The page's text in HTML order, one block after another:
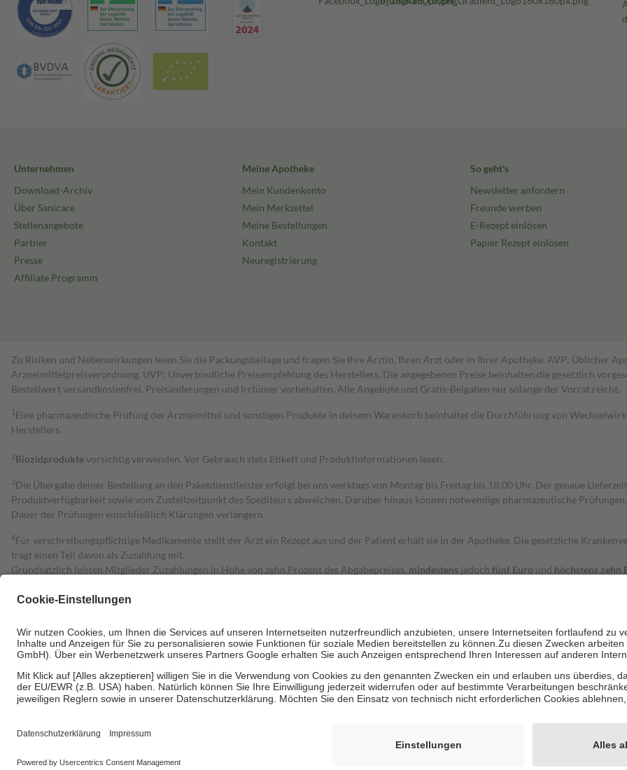
Unternehmen
Download-Archiv
Über Sanicare
Stellenangebote
Partner
Presse
Affiliate Programm
Meine Apotheke
Mein Kundenkonto
Mein Merkzettel
Meine Bestellungen
Kontakt
Neuregistrierung
So geht's
Newsletter anfordern
Freunde werben
E-Rezept einlösen
Papier Rezept einlösen
Zu Risiken und Nebenwirkungen lesen Sie die Packungsbeilage und fragen Sie Ihre Ärztin, Ihren Arzt oder in Ihrer Apotheke. AVP: Üblicher
Arzneimittelpreisverordnung. UVP: Unverbindliche Preisempfehlung des Herstellers. Die angegebenen Preise beinhalten die gesetzlich
Bestell­wert versand­kosten­frei. Preisänderungen und Irrtümer vorbehalten. Alle Angebote und Gratis-Beigaben nur solange der Vorrat reicht.
1 Eine pharmazeutische Prüfung der Arzneimittel und sonstigen Produkte in deinem Warenkorb beinhaltet die Durchführung von
Herstellers.
2Biozidproduktevorsichtig verwenden. Vor Gebrauch stets Etikett und Produktinformationen lesen.
3Die Übergabe deiner Bestellung an den Paketdienstleister erfolgt bei uns werktags von Montag bis Freitag bis 18:00 Uhr. Der genaue
Produktverfügbarkeit sowie vom Zustellzeitpunkt des Spediteurs abweichen. Darüber hinaus können notwendige pharmazeutische
Dauer der Prüfungen einschließlich Klärungen verlängern.
4Für verschreibungspflichtige Medikamente stellt der Arzt ein Rezept aus und der Patient erhält sie in der Apotheke. Die gesetzliche
trägt einen Teil davon als Zuzahlung mit.
Grundsätzlich leisten Mitglieder Zuzahlungen in Höhe von zehn Prozent des Abgabepreises, mindestens jedoch fünf Euro und höchstens zehn
Diese Regeln gelten grundsätzlich auch für Online-Apotheken.
Um das Engagement der Versicherten für ihre eigene Gesundheit zu stärken und die besondere Stellung der Familie zu unterstützen, fallen
• Kindern und Jugendlichen bis zum vollendeten 18. Lebensjahr mit Ausnahme der Fahrkosten
• Untersuchungen zur Vorsorge und Früherkennung, die von der GKV getragen werden
• empfohlenen Schutzimpfungen
• Harn- und Blutteststreifen
Informationen findest du hier: https://help.etrusted.com/hc/de/articles/4419944605341